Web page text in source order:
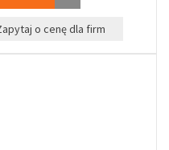
o cenę dla firm